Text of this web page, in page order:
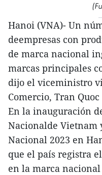
Hanoi (VNA)- Un
deempresas con
de marca nacional
marcas principales
dijo el viceministro
Comercio, Tran
En la inauguración
Nacionalde Vietnam
Nacional 2023 en
que el país registra
en la marca